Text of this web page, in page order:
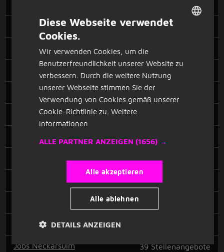
Stellenangebote
Jobs Leinfelden-Echterdingen 34Stellenangebote
Jobs Leonberg 11
Jobs Lörrach
Jobs Ludwigsburg 79Stellenangebote
Jobs Malsch
6Stellenangebote
13Stellenangebote
Jobs Muggensturm
Jobs Neckarsulm 39Stellenangebote
Diese Webseite verwendet
Cookies.
Wir verwenden Cookies, um die
Benutzerfreundlichkeit unserer Website zu
verbessern. Durch die weitere Nutzung
unserer Webseite stimmen Sie der
Verwendung von Cookies gemäß unserer
Cookie-Richtlinie zu. Weitere
Informationen
ALLE PARTNER ANZEIGEN (1656) →
Alle akzeptieren
Alle ablehnen
DETAILS ANZEIGEN